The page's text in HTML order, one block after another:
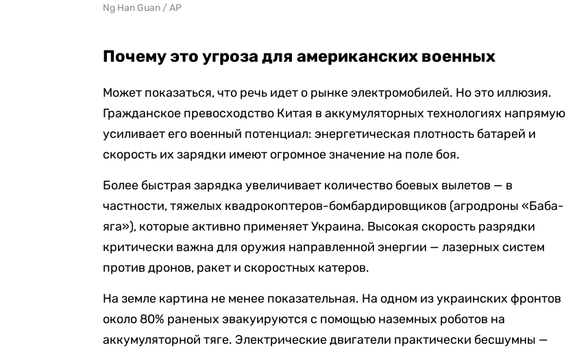
Ng Han Guan / AP
Почему это угроза для американских военных
Может показаться, что речь идет о рынке электромобилей. Но это иллюзия.
Гражданское превосходство Китая в аккумуляторных технологиях напрямую
усиливает его военный потенциал: энергетическая плотность батарей и
скорость их зарядки имеют огромное значение на поле боя.
Более быстрая зарядка увеличивает количество боевых вылетов — в
частности, тяжелых квадрокоптеров-бомбардировщиков (агродроны «Баба-
яга»), которые активно применяет Украина. Высокая скорость разрядки
критически важна для оружия направленной энергии — лазерных систем
против дронов, ракет и скоростных катеров.
На земле картина не менее показательная. На одном из украинских фронтов
около 80% раненых эвакуируются с помощью наземных роботов на
аккумуляторной тяге. Электрические двигатели практически бесшумны —